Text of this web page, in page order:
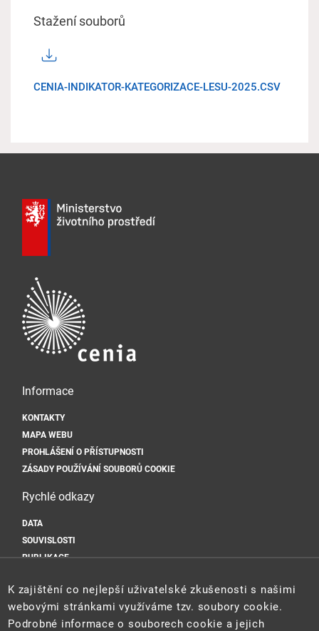
Stažení souborů
CENIA-INDIKATOR-KATEGORIZACE-LESU-2025.CSV
Informace
KONTAKTY
MAPA WEBU
PROHLÁŠENÍ O PŘÍSTUPNOSTI
ZÁSADY POUŽÍVÁNÍ SOUBORŮ COOKIE
Rychlé odkazy
DATA
SOUVISLOSTI
PUBLIKACE
Sociální sítě
K zajištění co nejlepší uživatelské zkušenosti s našimi
webovými stránkami využíváme tzv. soubory cookie.
Podrobné informace o souborech cookie a jejich